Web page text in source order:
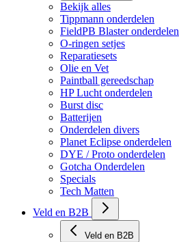
Bekijk alles
Tippmann onderdelen
FieldPB Blaster onderdelen
O-ringen setjes
Reparatiesets
Olie en Vet
Paintball gereedschap
HP Lucht onderdelen
Burst disc
Batterijen
Onderdelen divers
Planet Eclipse onderdelen
DYE / Proto onderdelen
Gotcha Onderdelen
Specials
Tech Matten
Veld en B2B
Veld en B2B